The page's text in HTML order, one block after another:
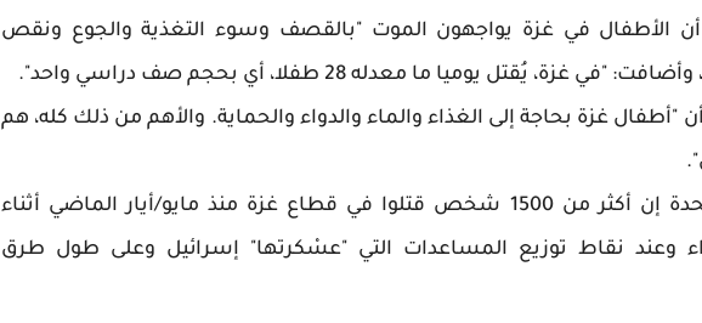
الأطفال في غزة يواجهون الموت "بالقصف وسوء التغذية والجوع ونقص
يُقتل يوميا ما معدله 28 طفلا، أي بحجم صف دراسي واحد".
غزة بحاجة إلى الغذاء والماء والدواء والحماية. والأهم من ذلك كله، هم
وفي السياق، قالت الأمم المتحدة إن أكثر من 1500 شخص قتلوا في قطاع غزة منذ مايو/أيار الماضي أثناء
وعند نقاط توزيع المساعدات التي "عسْكرتها" إسرائيل وعلى طول طرق